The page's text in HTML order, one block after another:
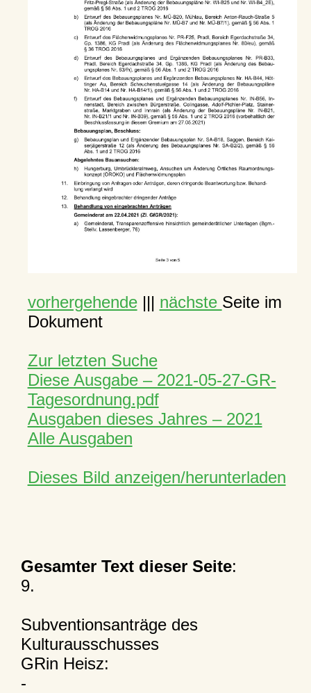
vorhergehende||| nächste Seite im
Dokument
Zur letzten Suche
Diese Ausgabe – 2021-05-27-GR-
Tagesordnung.pdf
Ausgaben dieses Jahres – 2021
Alle Ausgaben
Dieses Bild anzeigen/herunterladen
Gesamter Text dieser Seite:
9.
Subventionsanträge des
Kulturausschusses
GRin Heisz:
-